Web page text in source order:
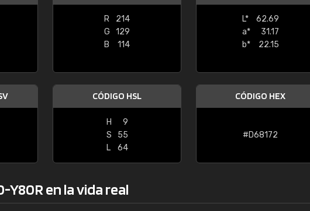
R
214
G
129
B
114
L*
62.69
a*
31.17
b*
22.15
CÓDIGO HSL
H
9
S
55
L
64
CÓDIGO HEX
#D68172
Y80R en la vida real